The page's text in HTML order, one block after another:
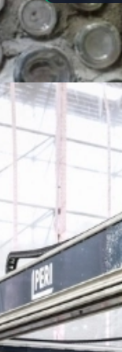
Đang mở